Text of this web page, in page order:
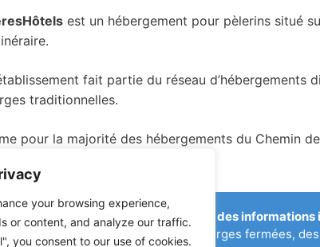
your browsing experience,
or content, and analyze our traffic.
you consent to our use of cookies.
est un hébergement pour pèlerins situé
fait partie du réseau
traditionnelles.
pour la majorité des hébergements du Chemin
Avez-vous remarqué des
signalements concernant des auberges fermées,